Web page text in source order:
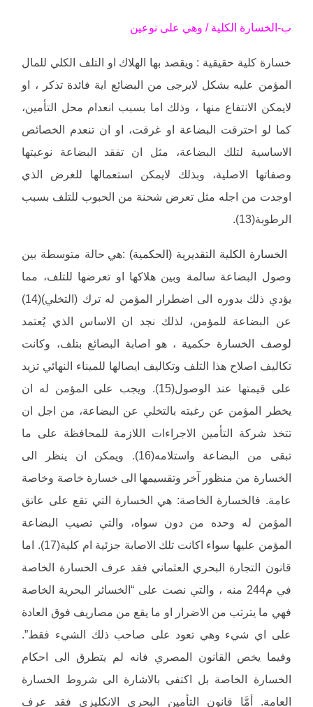
ب-الخسارة الكلية / وهي على نوعين
خسارة كلية حقيقية : ويقصد بها الهلاك او التلف الكلي للمال
المؤمن عليه بشكل لايرجى من البضائع اية فائدة تذكر ، او
لايمكن الانتفاع منها ، وذلك اما بسبب انعدام محل التأمين،
كما لو احترقت البضاعة او غرقت، او ان تنعدم الخصائص
الاساسية لتلك البضاعة، مثل ان تفقد البضاعة نوعيتها
وصفاتها الاصلية، وبذلك لايمكن استعمالها للغرض الذي
اوجدت من اجله مثل تعرض شحنة من الحبوب للتلف بسبب
الرطوبة(13).
الخسارة الكلية التقديرية (الحكمية) :هي حالة متوسطة بين
وصول البضاعة سالمة وبين هلاكها او تعرضها للتلف، مما
يؤدي ذلك بدوره الى اضطرار المؤمن له ترك (التخلي)(14)
عن البضاعة للمؤمن، لذلك نجد ان الاساس الذي يُعتمد
لوصف الخسارة حكمية ، هو اصابة البضائع بتلف، وكانت
تكاليف اصلاح هذا التلف وتكاليف ايصالها للميناء النهائي تزيد
على قيمتها عند الوصول(15). ويجب على المؤمن له ان
يخطر المؤمن عن رغبته بالتخلي عن البضاعة، من اجل ان
تتخذ شركة التأمين الاجراءات اللازمة للمحافظة على ما
تبقى من البضاعة واستلامه(16). ويمكن ان ينظر الى
الخسارة من منظور آخر وتقسيمها الى خسارة خاصة وخاصة
عامة. فالخسارة الخاصة: هي الخسارة التي تقع على عاتق
المؤمن له وحده من دون سواه، والتي تصيب البضاعة
المؤمن عليها سواء اكانت تلك الاصابة جزئية ام كلية(17). اما
قانون التجارة البحري العثماني فقد عرف الخسارة الخاصة
في م244 منه ، والتي نصت على “الخسائر البحرية الخاصة
فهي ما يترتب من الاضرار او ما يقع من مصاريف فوق العادة
على اي شيء وهي تعود على صاحب ذلك الشيء فقط”.
وفيما يخص القانون المصري فانه لم يتطرق الى احكام
الخسارة الخاصة بل اكتفى بالاشارة الى شروط الخسارة
العامة. أمَّا قانون التأمين البحري الانكليزي فقد عرف